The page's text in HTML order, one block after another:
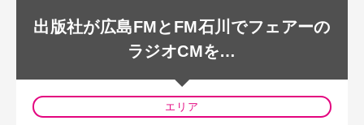
出版社が広島FMとFM石川でフェアーの
ラジオCMを…
エリア